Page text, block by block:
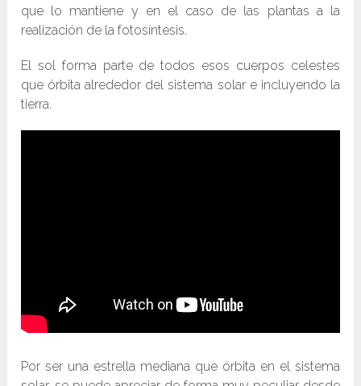
que lo mantiene y en el caso de las plantas a la
realización de la fotosíntesis.
El sol forma parte de todos esos cuerpos celestes
que órbita alrededor del sistema solar e incluyendo la
tierra.
Por ser una estrella mediana que órbita en el sistema